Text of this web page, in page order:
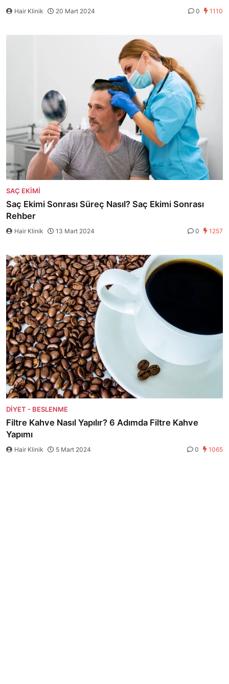
Hair Klinik 20 Mart 2024 0 1110
SAÇ EKIMI
Saç Ekimi Sonrası Süreç Nasıl? Saç Ekimi Sonrası
Rehber
Hair Klinik 13 Mart 2024 0 1257
DIYET - BESLENME
Filtre Kahve Nasıl Yapılır? 6 Adımda Filtre Kahve
Yapımı
Hair Klinik 5 Mart 2024 0 1065